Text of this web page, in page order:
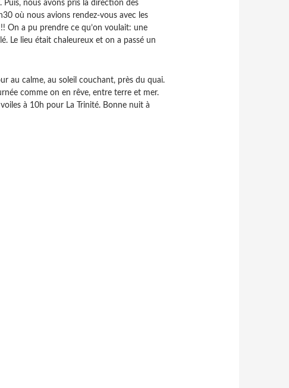
Puis, nous avons pris la direction des
où nous avions rendez-vous avec les
On a pu prendre ce qu’on voulait: une
Le lieu était chaleureux et on a passé un
au calme, au soleil couchant, près du quai.
comme on en rêve, entre terre et mer.
à 10h pour La Trinité. Bonne nuit à